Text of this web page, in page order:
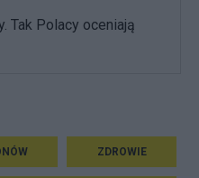
Tak Polacy oceniają
ZDROWIE